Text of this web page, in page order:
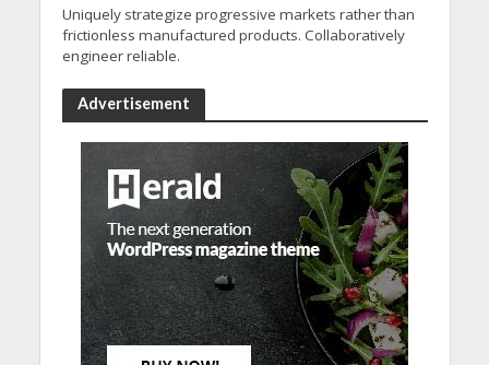
Uniquely strategize progressive markets rather than
frictionless manufactured products. Collaboratively
engineer reliable.
Advertisement